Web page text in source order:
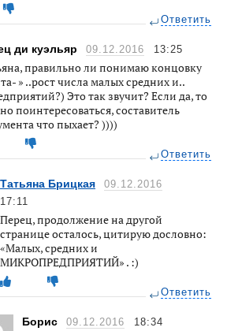
Ответить
ди куэльяр 09.12.2016 13:25
правильно ли понимаю концовку
» ..рост числа малых средних и..
Это так звучит? Если да, то
поинтересоваться, составитель
что пыхает? ))))
Ответить
Татьяна Брицкая
09.12.2016
17:11
Перец, продолжение на другой
странице осталось, цитирую дословно:
«Малых, средних и
МИКРОПРЕДПРИЯТИЙ» . :)
Ответить
Борис 09.12.2016 18:34